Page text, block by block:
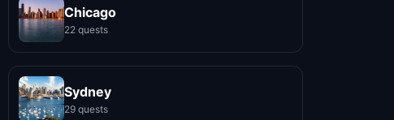
Chicago
22 quests
Sydney
29 quests